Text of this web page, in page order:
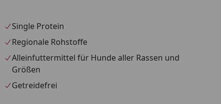
Single Protein
Regionale Rohstoffe
Alleinfuttermittel für Hunde aller Rassen und
Größen
Getreidefrei